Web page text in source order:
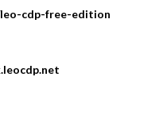
cdp-free-edition